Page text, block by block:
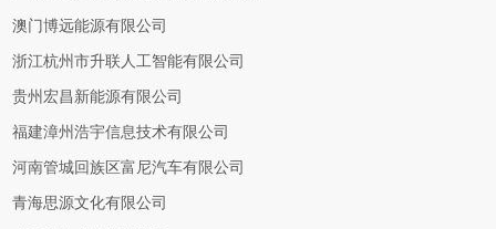
澳门博远能源有限公司
浙江杭州市升联人工智能有限公司
贵州宏昌新能源有限公司
福建漳州浩宇信息技术有限公司
河南管城回族区富尼汽车有限公司
青海思源文化有限公司